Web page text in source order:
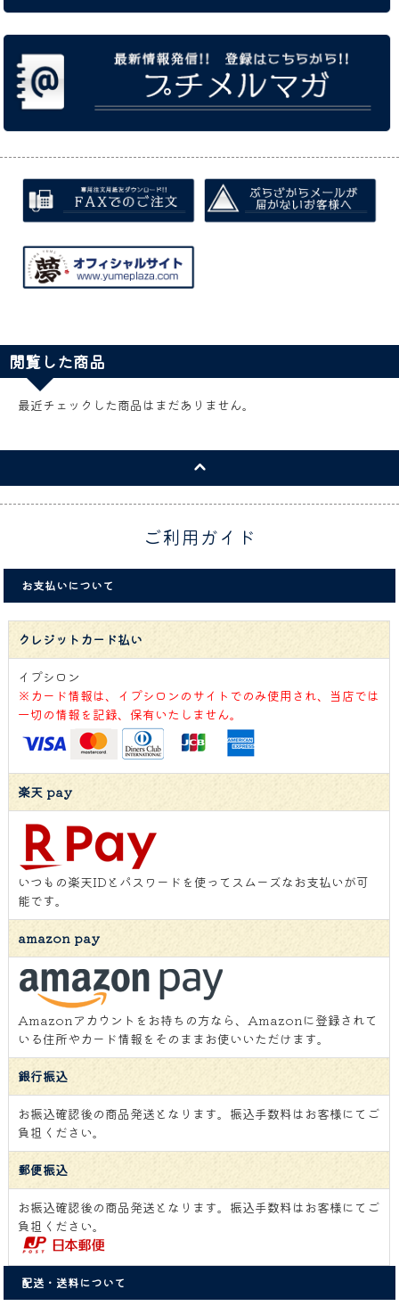
閲覧した商品
最近チェックした商品はまだありません。
ご利用ガイド
お支払いについて
クレジットカード払い
イプシロン
※カード情報は、イプシロンのサイトでのみ使用され、当店では
一切の情報を記録、保有いたしません。
楽天 pay
いつもの楽天IDとパスワードを使ってスムーズなお支払いが可
能です。
amazon pay
Amazonアカウントをお持ちの方なら、Amazonに登録されて
いる住所やカード情報をそのままお使いいただけます。
銀行振込
お振込確認後の商品発送となります。振込手数料はお客様にてご
負担ください。
郵便振込
お振込確認後の商品発送となります。振込手数料はお客様にてご
負担ください。
配送・送料について